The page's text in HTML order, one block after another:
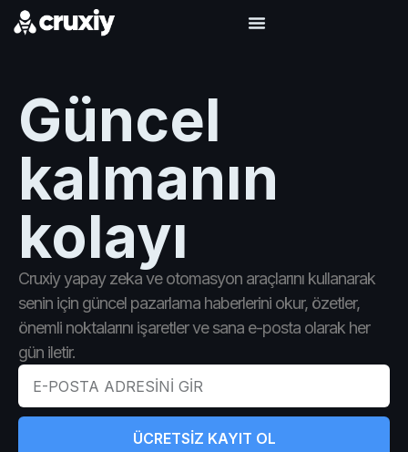
Güncel
kalmanın
kolayı
Cruxiy yapay zeka ve otomasyon araçlarını kullanarak
senin için güncel pazarlama haberlerini okur, özetler,
önemli noktalarını işaretler ve sana e-posta olarak her
gün iletir.
ÜCRETSİZ KAYIT OL